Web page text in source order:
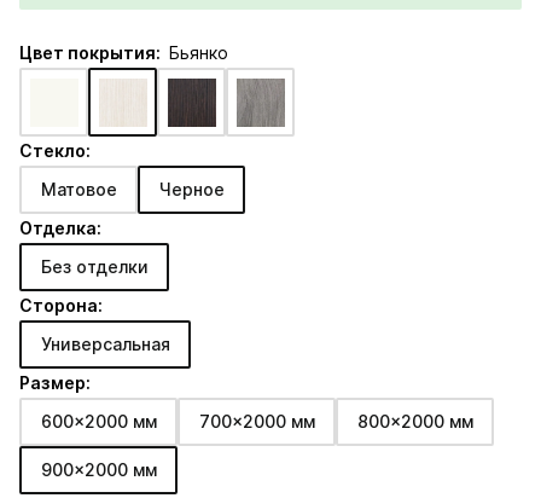
Цвет покрытия: Бьянко
Стекло:
Матовое
Черное
Отделка:
Без отделки
Сторона:
Универсальная
Размер:
600x2000 мм
700x2000 мм 800x2000 мм
900x2000 мм